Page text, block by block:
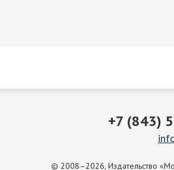
+7 (843)
© 2008–2026, Издательство